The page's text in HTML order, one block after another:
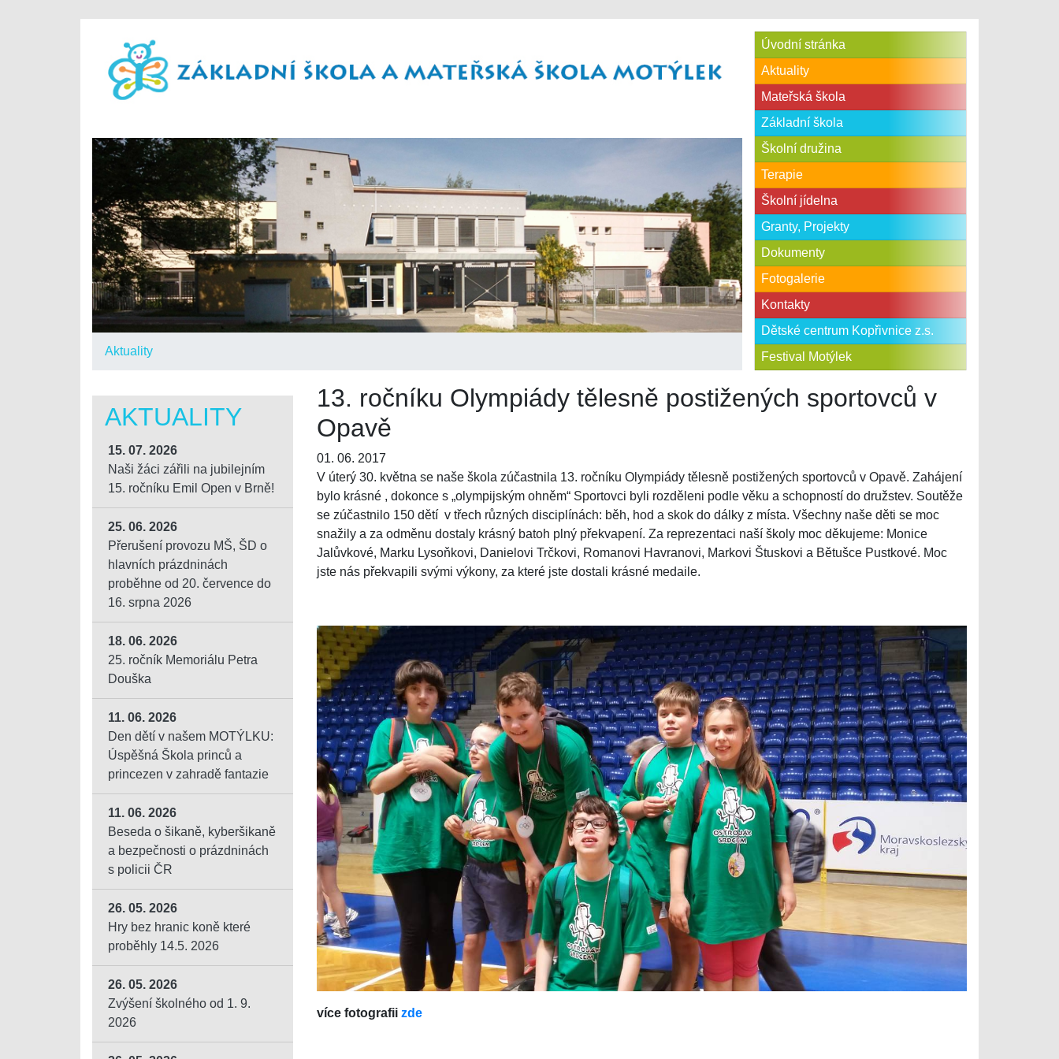
Aktuality
Úvodní stránka
Aktuality
Mateřská škola
Základní škola
Školní družina
Terapie
Školní jídelna
Granty, Projekty
Dokumenty
Fotogalerie
Kontakty
Dětské centrum Kopřivnice z.s.
Festival Motýlek
AKTUALITY
15. 07. 2026
Naši žáci zářili na jubilejním
15. ročníku Emil Open v Brně!
25. 06. 2026
Přerušení provozu MŠ, ŠD o
hlavních prázdninách
proběhne od 20. července do
16. srpna 2026
18. 06. 2026
25. ročník Memoriálu Petra
Douška
11. 06. 2026
Den dětí v našem MOTÝLKU:
Úspěšná Škola princů a
princezen v zahradě fantazie
11. 06. 2026
Beseda o šikaně, kyberšikaně
a bezpečnosti o prázdninách
s policii ČR
26. 05. 2026
Hry bez hranic koně které
proběhly 14.5. 2026
26. 05. 2026
Zvýšení školného od 1. 9.
2026
13. ročníku Olympiády tělesně postižených sportovců v
Opavě
01. 06. 2017
V úterý 30. května se naše škola zúčastnila 13. ročníku Olympiády tělesně postižených sportovců v Opavě. Zahájení
bylo krásné , dokonce s „olympijským ohněm“ Sportovci byli rozděleni podle věku a schopností do družstev. Soutěže
se zúčastnilo 150 dětí v třech různých disciplínách: běh, hod a skok do dálky z místa. Všechny naše děti se moc
snažily a za odměnu dostaly krásný batoh plný překvapení. Za reprezentaci naší školy moc děkujeme: Monice
Jalůvkové, Marku Lysoňkovi, Danielovi Trčkovi, Romanovi Havranovi, Markovi Štuskovi a Bětušce Pustkové. Moc
jste nás překvapili svými výkony, za které jste dostali krásné medaile.
více fotografii zde